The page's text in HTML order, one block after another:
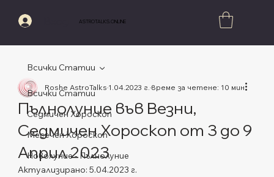
ASTROTALKS.ONLINE
Всички Статии
Седмичен Хороскоп
Месечен Хороскоп
Новолуние - Пълнолуние
Всички Статии
Пълнолуние във Везни,
Седмичен Хороскоп от 3 до 9
Април 2023
Roshe AstroTalks1.04.2023 г.време за четене: 10 мин.
Актуализирано:5.04.2023 г.